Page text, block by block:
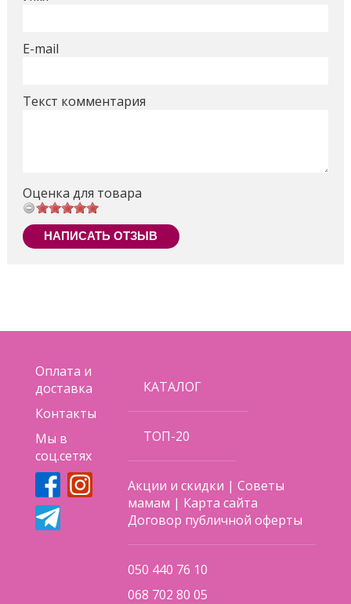
E-mail
Текст комментария
Оценка для товара
НАПИСАТЬ ОТЗЫВ
Оплата и
доставка
Контакты
Мы в
соц.сетях
КАТАЛОГ
ТОП-20
Акции и скидки |Советы
мамам | Карта сайта
Договор публичной оферты
050 440 76 10
068 702 80 05